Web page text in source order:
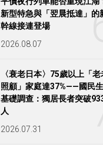
新型特急與「翌晨抵達」的
幹線接連登場
2026.08.07
〈衰老日本〉75歲以上「老
照顧」家庭達37%——國民
基礎調查：獨居長者突破
人
2026.07.31